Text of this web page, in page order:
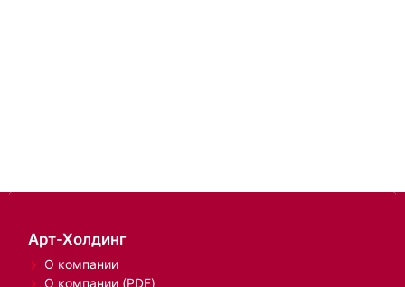
Арт-Холдинг
О компании
О компании (PDF)